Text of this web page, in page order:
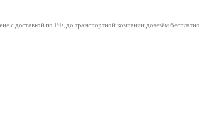
с доставкой по РФ, до транспортной компании довезём бесплатно.